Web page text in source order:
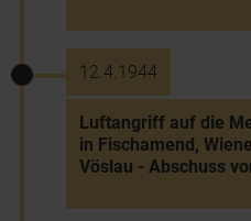
12.4.1944
Luftangriff auf die
in Fischamend,
Vöslau - Abschuss